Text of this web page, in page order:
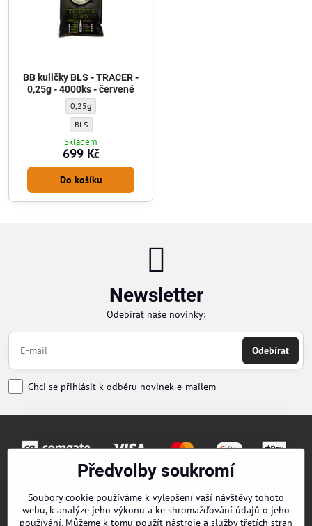
BB kuličky BLS - TRACER -
0,25g - 4000ks - červené
BB kuličky BLS - TRACER - 0,25g - 4000ks - červené - Gramáž kuliček:
0,25g
BB kuličky BLS - TRACER - 0,25g - 4000ks - červené - Výrobce
BLS
Skladem
699 Kč
Do košíku
Newsletter
Odebírat naše novinky:
Odebírat
Chci se přihlásit k odběru novinek e-mailem
Kontakty
Předvolby soukromí
Soubory cookie používáme k vylepšení vaší návštěvy tohoto
webu, k analýze jeho výkonu a ke shromažďování údajů o jeho
používání. Můžeme k tomu použít nástroje a služby třetích stran